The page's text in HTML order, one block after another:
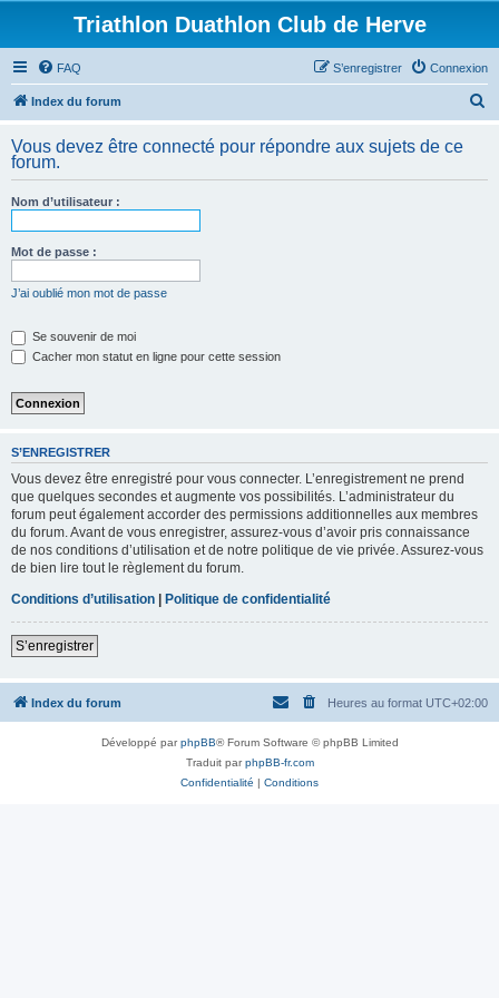
Triathlon Duathlon Club de Herve
FAQ Connexion
S’enregistrer
Index du forum
h
Vous devez être connecté pour répondre aux sujets de ce
forum.
Nom d’utilisateur :
Mot de passe :
J’ai oublié mon mot de passe
Se souvenir de moi
Cacher mon statut en ligne pour cette session
S’ENREGISTRER
Vous devez être enregistré pour vous connecter. L’enregistrement ne prend
que quelques secondes et augmente vos possibilités. L’administrateur du
forum peut également accorder des permissions additionnelles aux membres
du forum. Avant de vous enregistrer, assurez-vous d’avoir pris connaissance
de nos conditions d’utilisation et de notre politique de vie privée. Assurez-vous
de bien lire tout le règlement du forum.
Conditions d’utilisation | Politique de confidentialité
S’enregistrer
Index du forum Heures au format UTC+02:00
Développé parphpBB® Forum Software © phpBB Limited
Traduit parphpBB-fr.com
Confidentialité | Conditions